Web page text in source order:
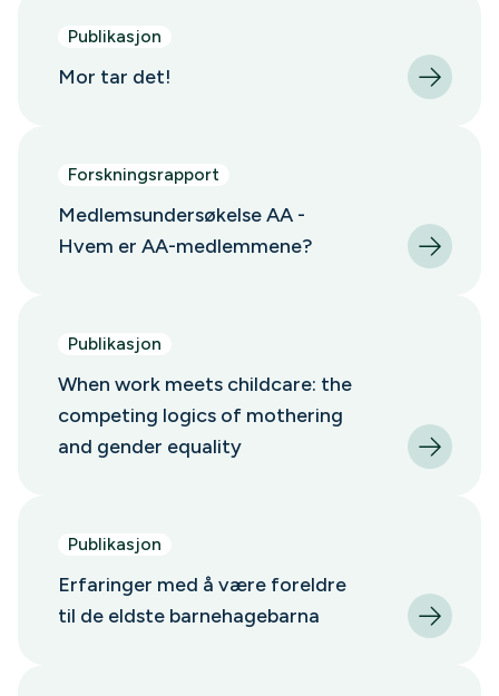
Publikasjon
Mor tar det!
Forskningsrapport
Medlemsundersøkelse AA -
Hvem er AA-medlemmene?
Publikasjon
When work meets childcare: the
competing logics of mothering
and gender equality
Publikasjon
Erfaringer med å være foreldre
til de eldste barnehagebarna